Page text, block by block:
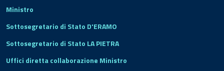
Ministro
Sottosegretario di Stato D'ERAMO
Sottosegretario di Stato LA PIETRA
Uffici diretta collaborazione Ministro